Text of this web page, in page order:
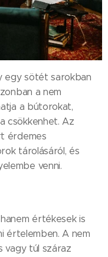
egy sötét sarokban
a nem
a bútorokat,
csökkenhet. Az
érdemes
tárolásáról, és
venni.
értékesek is
értelemben. A nem
vagy túl száraz